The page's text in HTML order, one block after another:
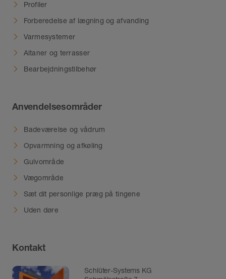
Profiler
Forberedelse af lægning og afvanding
Varmesystemer
Altaner og terrasser
Bearbejdningstilbehør
Anvendelsesområder
Badeværelse og vådrum
Opvarmning og afkøling
Gulvområde
Vægområde
Sæt dit personlige præg på tingene
Uden døre
Kontakt
Schlüter-Systems KG